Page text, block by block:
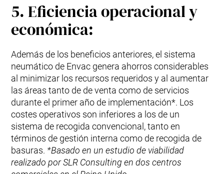
5. Eficiencia operacional y
económica:
Además de los beneficios anteriores, el sistema
neumático de Envac genera ahorros considerables
al minimizar los recursos requeridos y al aumentar
las áreas tanto de de venta como de servicios
durante el primer año de implementación*. Los
costes operativos son inferiores a los de un
sistema de recogida convencional, tanto en
términos de gestión interna como de recogida de
basuras. *Basado en un estudio de viabilidad
realizado por SLR Consulting en dos centros